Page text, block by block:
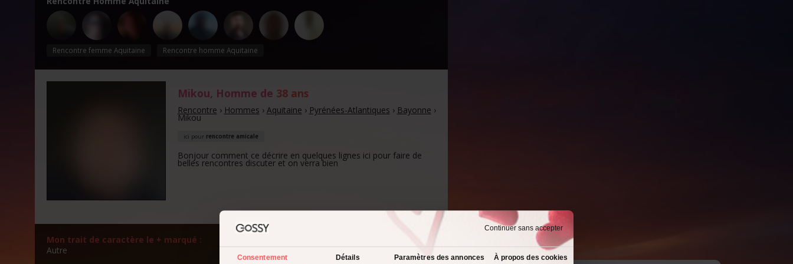
Continuer sans accepter
Consentement Détails Paramètres des annonces À propos des cookies
Rencontre femme Aquitaine Rencontre homme Aquitaine
Mikou, Homme de 38 ans
Rencontre › Hommes › Aquitaine › Pyrénées-Atlantiques › Bayonne ›
Mikou
ici pour rencontre amicale
Bonjour comment ce décrire en quelques lignes ici pour faire de
belles rencontres discuter et on verra bien
Mon trait de caractère le + marqué :
Autre
Ce n'est pas à moi de le dire